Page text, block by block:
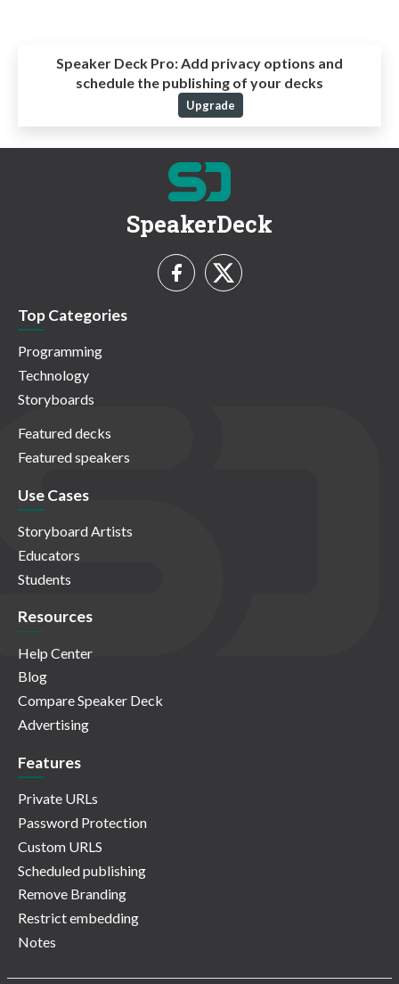
Speaker Deck Pro:Add privacy options and
schedule the publishing of your decks
Upgrade
SpeakerDeck
Top Categories
Programming
Technology
Storyboards
Featured decks
Featured speakers
Use Cases
Storyboard Artists
Educators
Students
Resources
Help Center
Blog
Compare Speaker Deck
Advertising
Features
Private URLs
Password Protection
Custom URLS
Scheduled publishing
Remove Branding
Restrict embedding
Notes